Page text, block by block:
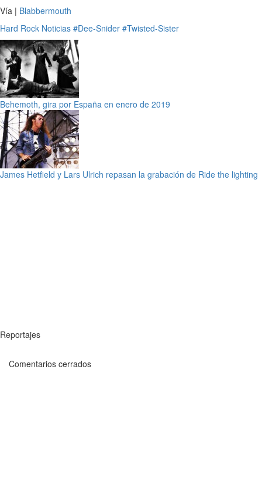
Vía | Blabbermouth
Hard Rock Noticias #Dee-Snider #Twisted-Sister
Behemoth, gira por España en enero de 2019
James Hetfield y Lars Ulrich repasan la grabación de Ride the lighting
Reportajes
Comentarios cerrados